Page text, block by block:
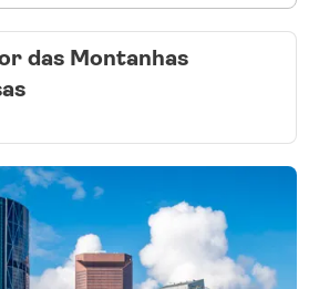
das Montanhas